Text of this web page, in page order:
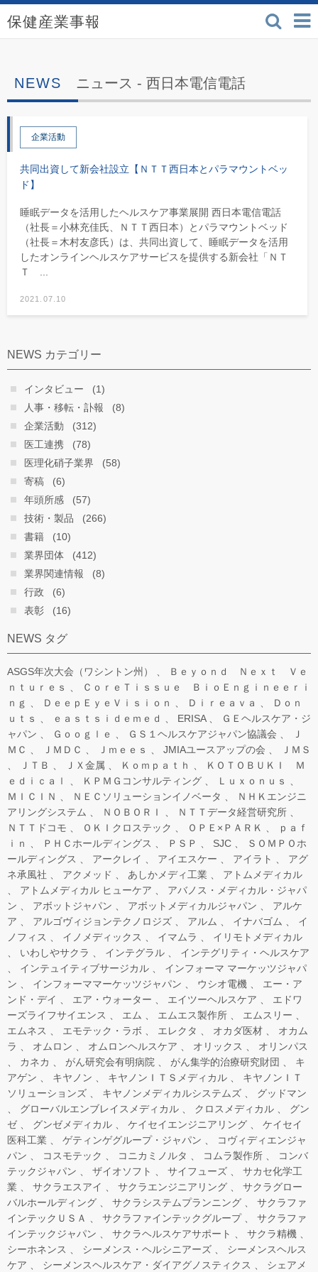
保健産業事報 - 医療機
検索
ニュース - 西日本電信電話
企業活動
共同出資して新会社設立【ＮＴＴ西日本とパラマウントベッ
ド】
睡眠データを活用したヘルスケア事業展開 西日本電信電話
（社長＝小林充佳氏、ＮＴＴ西日本）とパラマウントベッド
（社長＝木村友彦氏）は、共同出資して、睡眠データを活用
したオンラインヘルスケアサービスを提供する新会社「ＮＴ
Ｔ ...
2021.07.10
NEWS カテゴリー
インタビュー
(1)
人事・移転・訃報
(8)
企業活動
(312)
医工連携
(78)
医理化硝子業界
(58)
寄稿
(6)
年頭所感
(57)
技術・製品
(266)
書籍
(10)
業界団体
(412)
業界関連情報
(8)
行政
(6)
表彰
(16)
NEWS タグ
ASGS年次大会（ワシントン州）
Ｂｅｙｏｎｄ Ｎｅｘｔ Ｖｅ
ｎｔｕｒｅｓ
ＣｏｒｅＴｉｓｓｕｅ ＢｉｏＥｎｇｉｎｅｅｒｉ
ｎｇ
ＤｅｅｐＥｙｅＶｉｓｉｏｎ Ｄｉｒｅａｖａ
Ｄｏｎ
ｕｔｓ
ｅａｓｔｓｉｄｅｍｅｄ ERISA
ＧＥヘルスケア・ジ
ャパン
Ｇｏｏｇｌｅ ＧＳ１ヘルスケアジャパン協議会
Ｊ
ＭＣ
ＪＭＤＣ Ｊｍｅｅｓ JMIAユースアップの会
ＪＭＳ
ＪＴＢ
ＪＸ金属 Ｋｏｍｐａｔｈ
ＫＯＴＯＢＵＫＩ Ｍ
ｅｄｉｃａｌ
ＫＰＭＧコンサルティング
Ｌｕｘｏｎｕｓ
ＭＩＣＩＮ
ＮＥＣソリューションイノベータ
ＮＨＫエンジニ
アリングシステム
ＮＯＢＯＲＩ
ＮＴＴデータ経営研究所
ＮＴＴドコモ
ＯＫＩクロステック ＯＰＥ×ＰＡＲＫ
ｐａｆ
ｉｎ
ＰＨＣホールディングス ＰＳＰ SJC
ＳＯＭＰＯホ
ールディングス
アークレイ アイエスケー アイラト
アグ
ネ承風社
アクメッド あしかメディ工業
アトムメディカル
アトムメディカル ヒューケア
アバノス・メディカル・ジャパ
ン
アボットジャパン アボットメディカルジャパン
アルケ
ア
アルゴヴィジョンテクノロジズ アルム イナバゴム
イ
ノフィス
イノメディックス イマムラ
イリモトメディカル
いわしやサクラ
インテグラル
インテグリティ・ヘルスケア
インテュイティブサージカル
インフォーマ マーケッツジャパ
ン
インフォーママーケッツジャパン ウシオ電機
エー・ア
ンド・デイ
エア・ウォーター エイツーヘルスケア
エドワ
ーズライフサイエンス
エム エムエス製作所
エムスリー
エムネス
エモテック・ラボ エレクタ オカダ医材
オカム
ラ
オムロン オムロンヘルスケア オリックス
オリンパス
カネカ
がん研究会有明病院 がん集学的治療研究財団
キ
アゲン
キヤノン キヤノンＩＴＳメディカル
キヤノンＩＴ
ソリューションズ
キヤノンメディカルシステムズ
グッドマン
グローバルエンブレイスメディカル
クロスメディカル
グン
ゼ
グンゼメディカル ケイセイエンジニアリング
ケイセイ
医科工業
ゲティンゲグループ・ジャパン
コヴィディエンジャ
パン
コスモテック コニカミノルタ コムラ製作所
コンバ
テックジャパン
ザイオソフト サイフューズ
サカセ化学工
業
サクラエスアイ サクラエンジニアリング
サクラグロー
バルホールディング
サクラシステムプランニング
サクラファ
インテックＵＳＡ
サクラファインテックグループ
サクラファ
インテックジャパン
サクラヘルスケアサポート
サクラ精機
シーホネンス
シーメンス・ヘルシニアーズ
シーメンスヘルス
ケア
シーメンスヘルスケア・ダイアグノスティクス シェアメ